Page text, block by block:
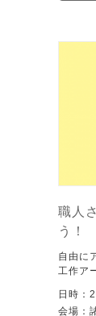
職人
う！
自由に
工作ア
日時：
会場：